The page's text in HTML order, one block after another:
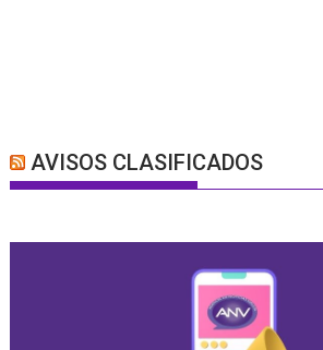
AVISOS CLASIFICADOS